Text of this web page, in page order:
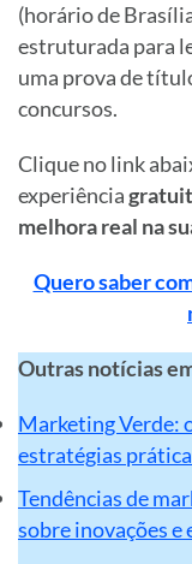
(horário de
estruturada para
uma prova de
concursos.
Clique no link
experiência
melhora real na
Quero saber
Outras notícias
Marketing Verde:
estratégias
Tendências de
sobre inovações